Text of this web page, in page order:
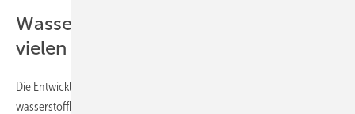
Wasserstoffnachfrage hängt von
vielen Faktoren ab
Die Entwicklung der Nachfrage nach Wasserstoff und
wasserstoffbasierten Syntheseprodukten hängt nach der Metastudie